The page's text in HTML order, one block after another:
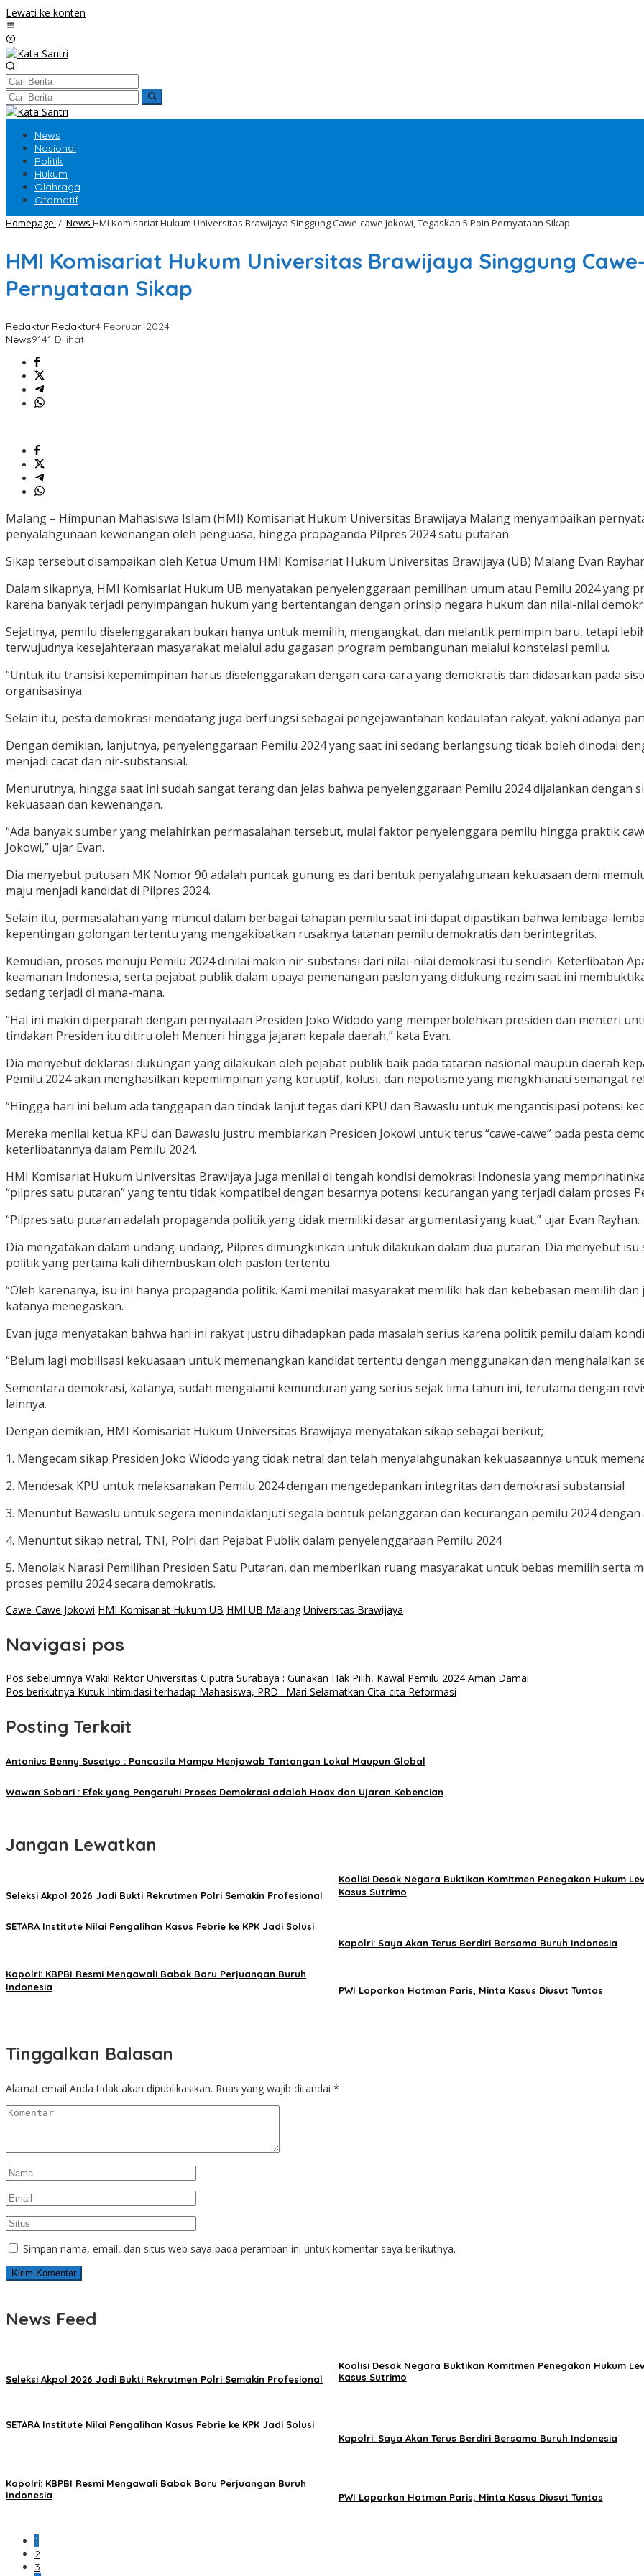
Lewati ke konten
News
Nasional
Politik
Hukum
Olahraga
Otomatif
Homepage / News HMI Komisariat Hukum Universitas Brawijaya Singgung Cawe-cawe Jokowi, Tegaskan 5 Poin Pernyataan Sikap
HMI Komisariat Hukum Universitas Brawijaya Singgung
Pernyataan Sikap
Redaktur Redaktur4 Februari 2024
News9141 Dilihat
Malang – Himpunan Mahasiswa Islam (HMI) Komisariat Hukum Universitas Brawijaya Malang menyampaikan
penyalahgunaan kewenangan oleh penguasa, hingga propaganda Pilpres 2024 satu putaran.
Sikap tersebut disampaikan oleh Ketua Umum HMI Komisariat Hukum Universitas Brawijaya (UB) Malang Evan
Dalam sikapnya, HMI Komisariat Hukum UB menyatakan penyelenggaraan pemilihan umum atau Pemilu 2024 yang
karena banyak terjadi penyimpangan hukum yang bertentangan dengan prinsip negara hukum dan nilai-nilai
Sejatinya, pemilu diselenggarakan bukan hanya untuk memilih, mengangkat, dan melantik pemimpin baru, tetapi
terwujudnya kesejahteraan masyarakat melalui adu gagasan program pembangunan melalui konstelasi pemilu.
“Untuk itu transisi kepemimpinan harus diselenggarakan dengan cara-cara yang demokratis dan didasarkan pada
organisasinya.
Selain itu, pesta demokrasi mendatang juga berfungsi sebagai pengejawantahan kedaulatan rakyat, yakni adanya
Dengan demikian, lanjutnya, penyelenggaraan Pemilu 2024 yang saat ini sedang berlangsung tidak boleh dinodai
menjadi cacat dan nir-substansial.
Menurutnya, hingga saat ini sudah sangat terang dan jelas bahwa penyelenggaraan Pemilu 2024 dijalankan dengan
kekuasaan dan kewenangan.
“Ada banyak sumber yang melahirkan permasalahan tersebut, mulai faktor penyelenggara pemilu hingga praktik
Jokowi,” ujar Evan.
Dia menyebut putusan MK Nomor 90 adalah puncak gunung es dari bentuk penyalahgunaan kekuasaan demi
maju menjadi kandidat di Pilpres 2024.
Selain itu, permasalahan yang muncul dalam berbagai tahapan pemilu saat ini dapat dipastikan bahwa lembaga-
kepentingan golongan tertentu yang mengakibatkan rusaknya tatanan pemilu demokratis dan berintegritas.
Kemudian, proses menuju Pemilu 2024 dinilai makin nir-substansi dari nilai-nilai demokrasi itu sendiri. Keterlibatan
keamanan Indonesia, serta pejabat publik dalam upaya pemenangan paslon yang didukung rezim saat ini
sedang terjadi di mana-mana.
“Hal ini makin diperparah dengan pernyataan Presiden Joko Widodo yang memperbolehkan presiden dan menteri
tindakan Presiden itu ditiru oleh Menteri hingga jajaran kepala daerah,” kata Evan.
Dia menyebut deklarasi dukungan yang dilakukan oleh pejabat publik baik pada tataran nasional maupun daerah
Pemilu 2024 akan menghasilkan kepemimpinan yang koruptif, kolusi, dan nepotisme yang mengkhianati semangat
“Hingga hari ini belum ada tanggapan dan tindak lanjut tegas dari KPU dan Bawaslu untuk mengantisipasi potensi
Mereka menilai ketua KPU dan Bawaslu justru membiarkan Presiden Jokowi untuk terus “cawe-cawe” pada pesta
keterlibatannya dalam Pemilu 2024.
HMI Komisariat Hukum Universitas Brawijaya juga menilai di tengah kondisi demokrasi Indonesia yang
“pilpres satu putaran” yang tentu tidak kompatibel dengan besarnya potensi kecurangan yang terjadi dalam proses
“Pilpres satu putaran adalah propaganda politik yang tidak memiliki dasar argumentasi yang kuat,” ujar Evan Rayhan.
Dia mengatakan dalam undang-undang, Pilpres dimungkinkan untuk dilakukan dalam dua putaran. Dia menyebut
politik yang pertama kali dihembuskan oleh paslon tertentu.
“Oleh karenanya, isu ini hanya propaganda politik. Kami menilai masyarakat memiliki hak dan kebebasan memilih
katanya menegaskan.
Evan juga menyatakan bahwa hari ini rakyat justru dihadapkan pada masalah serius karena politik pemilu dalam
“Belum lagi mobilisasi kekuasaan untuk memenangkan kandidat tertentu dengan menggunakan dan menghalalkan
Sementara demokrasi, katanya, sudah mengalami kemunduran yang serius sejak lima tahun ini, terutama dengan
lainnya.
Dengan demikian, HMI Komisariat Hukum Universitas Brawijaya menyatakan sikap sebagai berikut;
1. Mengecam sikap Presiden Joko Widodo yang tidak netral dan telah menyalahgunakan kekuasaannya untuk
2. Mendesak KPU untuk melaksanakan Pemilu 2024 dengan mengedepankan integritas dan demokrasi substansial
3. Menuntut Bawaslu untuk segera menindaklanjuti segala bentuk pelanggaran dan kecurangan pemilu 2024 dengan
4. Menuntut sikap netral, TNI, Polri dan Pejabat Publik dalam penyelenggaraan Pemilu 2024
5. Menolak Narasi Pemilihan Presiden Satu Putaran, dan memberikan ruang masyarakat untuk bebas memilih serta
proses pemilu 2024 secara demokratis.
Cawe-Cawe Jokowi HMI Komisariat Hukum UB HMI UB Malang Universitas Brawijaya
Navigasi pos
Pos sebelumnya Wakil Rektor Universitas Ciputra Surabaya : Gunakan Hak Pilih, Kawal Pemilu 2024 Aman Damai
Pos berikutnya Kutuk Intimidasi terhadap Mahasiswa, PRD : Mari Selamatkan Cita-cita Reformasi
Posting Terkait
Antonius Benny Susetyo : Pancasila Mampu Menjawab Tantangan Lokal Maupun Global
Wawan Sobari : Efek yang Pengaruhi Proses Demokrasi adalah Hoax dan Ujaran Kebencian
Jangan Lewatkan
Seleksi Akpol 2026 Jadi Bukti Rekrutmen Polri Semakin Profesional
Koalisi Desak Negara Buktikan Komitmen Penegakan Hukum
Kasus Sutrimo
SETARA Institute Nilai Pengalihan Kasus Febrie ke KPK Jadi Solusi
Kapolri: Saya Akan Terus Berdiri Bersama Buruh Indonesia
Kapolri: KBPBI Resmi Mengawali Babak Baru Perjuangan Buruh
Indonesia
PWI Laporkan Hotman Paris, Minta Kasus Diusut Tuntas
Tinggalkan Balasan
Alamat email Anda tidak akan dipublikasikan. Ruas yang wajib ditandai *
Simpan nama, email, dan situs web saya pada peramban ini untuk komentar saya berikutnya.
News Feed
Seleksi Akpol 2026 Jadi Bukti Rekrutmen Polri Semakin Profesional
Koalisi Desak Negara Buktikan Komitmen Penegakan Hukum
Kasus Sutrimo
SETARA Institute Nilai Pengalihan Kasus Febrie ke KPK Jadi Solusi
Kapolri: Saya Akan Terus Berdiri Bersama Buruh Indonesia
Kapolri: KBPBI Resmi Mengawali Babak Baru Perjuangan Buruh
Indonesia
PWI Laporkan Hotman Paris, Minta Kasus Diusut Tuntas
1
2
3